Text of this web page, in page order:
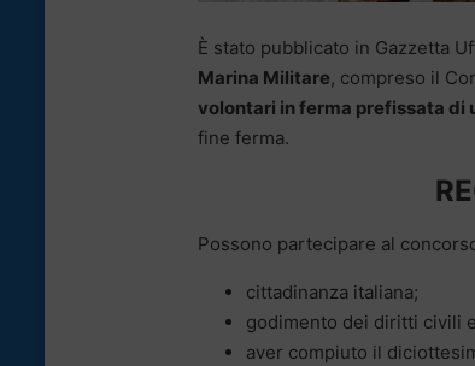
È stato pubblicato in Gazzetta
Marina Militare, compreso il
volontari in ferma prefissata di
fine ferma.
Possono partecipare al
cittadinanza italiana;
godimento dei diritti civili
aver compiuto il